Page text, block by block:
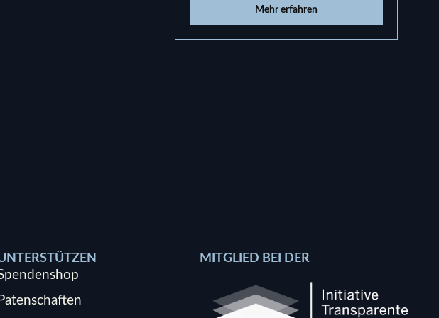
Mehr erfahren
Patenschaften
MITGLIED BEI DER